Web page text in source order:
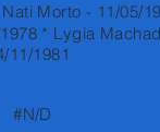
Morto - 11/05/
* Lygia
11/1981
#N/D